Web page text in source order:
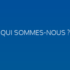
QUI SOMMES-NOUS ?